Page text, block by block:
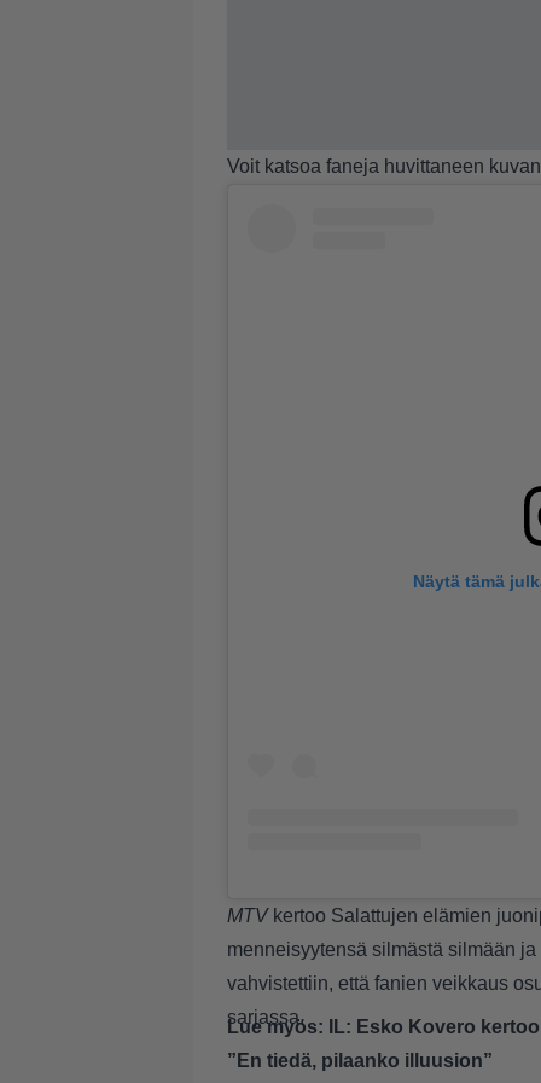
Voit katsoa faneja huvittaneen
Näytä tämä
MTVkertoo Salattujen elämien
menneisyytensä silmästä silmään
vahvistettiin, että fanien veikkaus
sarjassa.
Lue myös:
IL: Esko Kovero
”En tiedä, pilaanko illuusion”